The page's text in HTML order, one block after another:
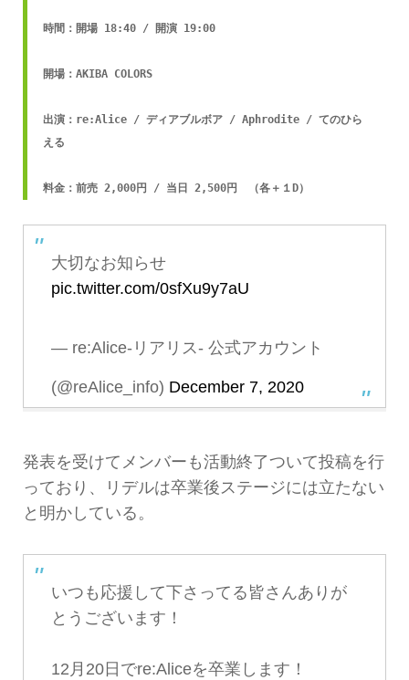
時間：開場 18:40 / 開演 19:00
開場：AKIBA COLORS
出演：re:Alice / ディアブルボア / Aphrodite / てのひら
える
料金：前売 2,000円 / 当日 2,500円　（各＋１D）
大切なお知らせ
pic.twitter.com/0sfXu9y7aU
— re:Alice-リアリス- 公式アカウント
(@reAlice_info) December 7, 2020
発表を受けてメンバーも活動終了ついて投稿を行
っており、リデルは卒業後ステージには立たない
と明かしている。
いつも応援して下さってる皆さんありが
とうございます！
12月20日でre:Aliceを卒業します！